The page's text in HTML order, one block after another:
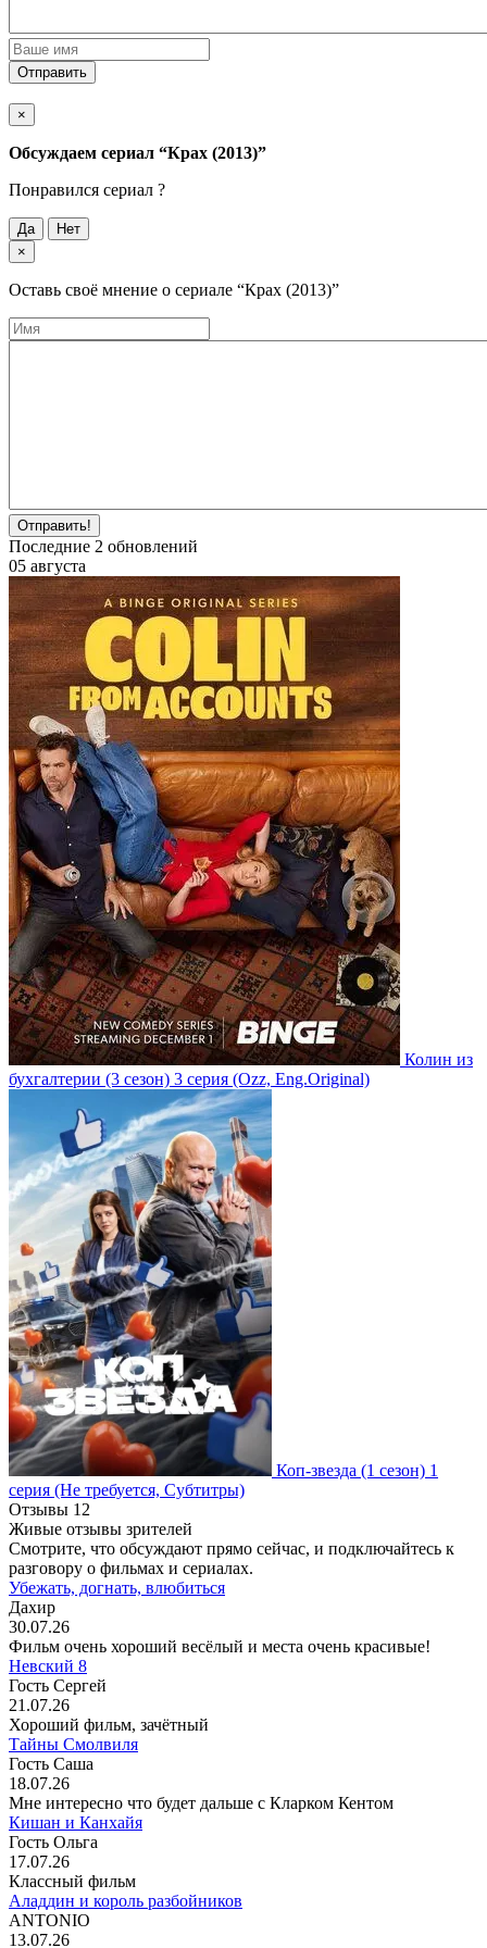
Отправить
×
Обсуждаем cериал “Крах (2013)”
Понравился cериал ?
Да
Нет
×
Оставь своё мнение о cериале “Крах (2013)”
Отправить!
Последние 2 обновлений
05 августа
Колин из
бухгалтерии (3 сезон) 3 серия (Ozz, Eng.Original)
Коп-звезда (1 сезон) 1
серия (Не требуется, Субтитры)
Отзывы 12
Живые отзывы зрителей
Смотрите, что обсуждают прямо сейчас, и подключайтесь к
разговору о фильмах и сериалах.
Убежать, догнать, влюбиться
Дахир
30.07.26
Фильм очень хороший весёлый и места очень красивые!
Невский 8
Гость Сергей
21.07.26
Хороший фильм, зачётный
Тайны Смолвиля
Гость Саша
18.07.26
Мне интересно что будет дальше с Кларком Кентом
Кишан и Канхайя
Гость Ольга
17.07.26
Классный фильм
Аладдин и король разбойников
ANTONIO
13.07.26